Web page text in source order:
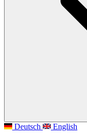
Deutsch English